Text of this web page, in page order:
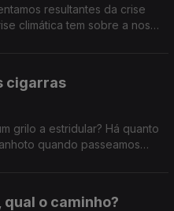
resultantes da crise
climática tem sobre a nossa
cigarras
grilo a estridular? Há quanto
quando passeamos
o caminho?